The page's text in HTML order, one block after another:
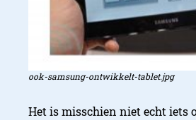
ook-samsung-ontwikkelt-tablet.jpg
Het is misschien niet echt iets